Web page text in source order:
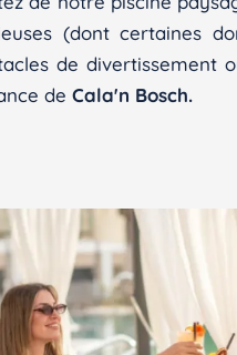
(dont certaines
de divertissement
de Cala'n Bosch.